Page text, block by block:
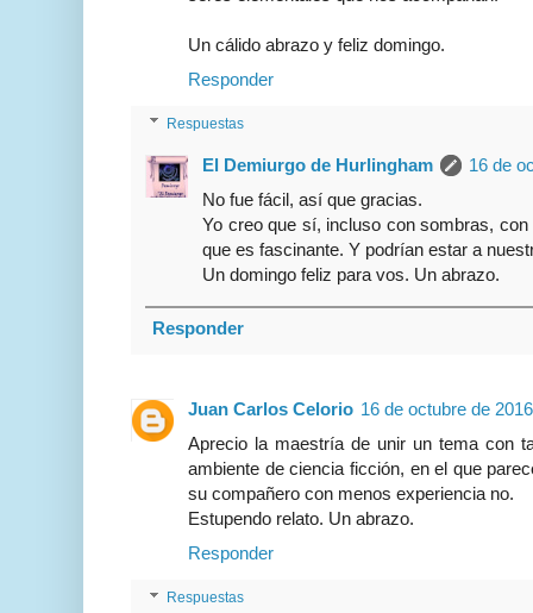
Un cálido abrazo y feliz domingo.
Responder
Respuestas
El Demiurgo de Hurlingham
16 de
No fue fácil, así que gracias.
Yo creo que sí, incluso con sombras,
que es fascinante. Y podrían estar a
Un domingo feliz para vos. Un abrazo.
Responder
Juan Carlos Celorio 16 de octubre de
Aprecio la maestría de unir un tema con
ambiente de ciencia ficción, en el que
su compañero con menos experiencia no.
Estupendo relato. Un abrazo.
Responder
Respuestas